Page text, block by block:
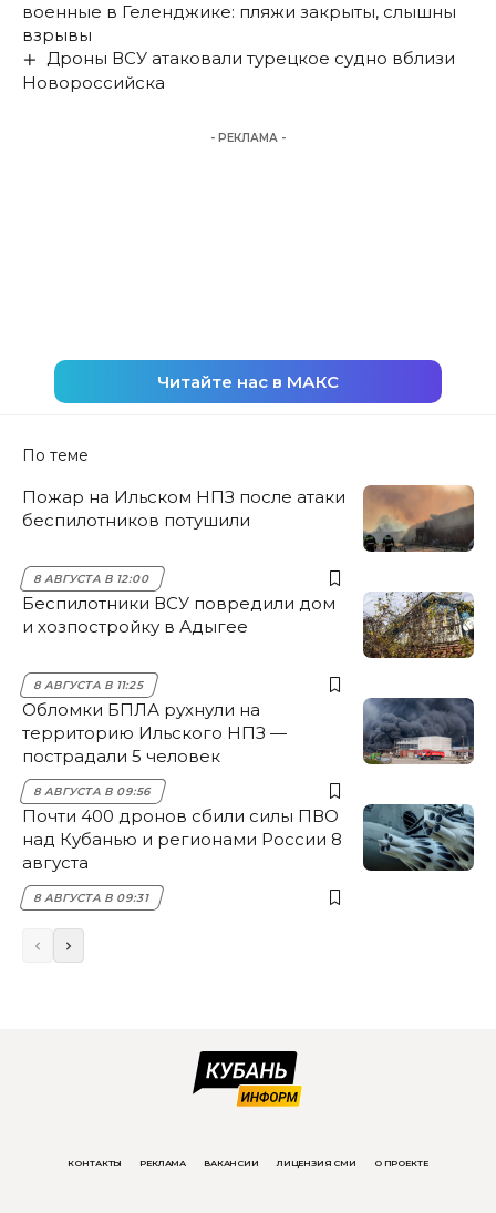
военные в Геленджике: пляжи закрыты, слышны
взрывы
Дроны ВСУ атаковали турецкое судно вблизи
Новороссийска
- РЕКЛАМА -
Читайте нас в МАКС
По теме
Пожар на Ильском НПЗ после атаки
беспилотников потушили
8 АВГУСТА В 12:00
Беспилотники ВСУ повредили дом
и хозпостройку в Адыгее
8 АВГУСТА В 11:25
Обломки БПЛА рухнули на
территорию Ильского НПЗ —
пострадали 5 человек
8 АВГУСТА В 09:56
Почти 400 дронов сбили силы ПВО
над Кубанью и регионами России 8
августа
8 АВГУСТА В 09:31
КОНТАКТЫ РЕКЛАМА ВАКАНСИИ ЛИЦЕНЗИЯ СМИ О ПРОЕКТЕ